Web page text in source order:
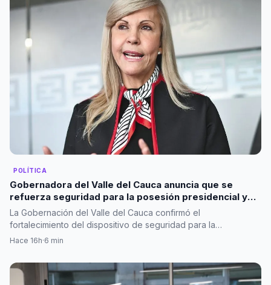
POLÍTICA
Gobernadora del Valle del Cauca anuncia que se
refuerza seguridad para la posesión presidencial y
descarta evidencia sobre presuntos explosivos
La Gobernación del Valle del Cauca confirmó el
fortalecimiento del dispositivo de seguridad para la…
Hace 16h·6 min